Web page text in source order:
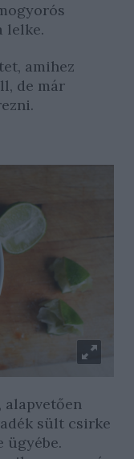
lelke.
amihez
de már
alapvetően
sült csirke
ügyébe.